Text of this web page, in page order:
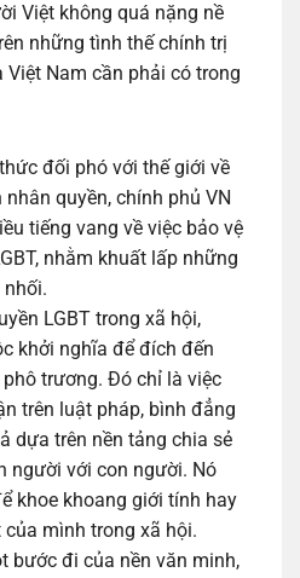
Việt không quá nặng nề
những tình thế chính trị
Nam cần phải có trong
đối phó với thế giới về
quyền, chính phủ VN
tiếng vang về việc bảo vệ
nhằm khuất lấp những
LGBT trong xã hội,
khởi nghĩa để đích đến
trương. Đó chỉ là việc
trên luật pháp, bình đẳng
dựa trên nền tảng chia sẻ
người với con người. Nó
khoe khoang giới tính hay
mình trong xã hội.
bước đi của nền văn minh,